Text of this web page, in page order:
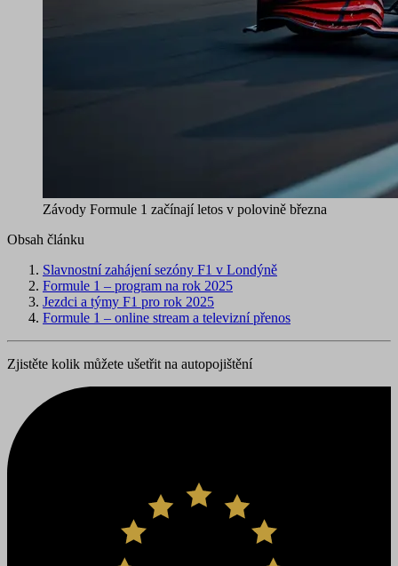
Závody Formule 1 začínají letos v polovině března
Obsah článku
Slavnostní zahájení sezóny F1 v Londýně
Formule 1 – program na rok 2025
Jezdci a týmy F1 pro rok 2025
Formule 1 – online stream a televizní přenos
Zjistěte kolik můžete ušetřit na autopojištění